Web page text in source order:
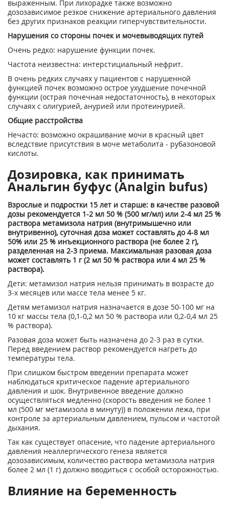
выраженным. При лихорадке также возможно
дозозависимое резкое снижение артериального давления
без других признаков реакции гиперчувствительности.
Нарушения со стороны почек и мочевыводящих путей
Очень редко: нарушение функции почек.
Частота неизвестна: интерстициальный нефрит.
В очень редких случаях у пациентов с нарушенной
функцией почек возможно острое ухудшение почечной
функции (острая почечная недостаточность), в некоторых
случаях с олигурией, анурией или протеинурией.
Общие расстройства
Нечасто: возможно окрашивание мочи в красный цвет
вследствие присутствия в моче метаболита - рубазоновой
кислоты.
Дозировка, как принимать
Анальгин буфус (Analgin bufus)
Взрослые и подростки 15 лет и старше: в качестве разовой
дозы рекомендуется 1-2 мл 50 % (500 мг/мл) или 2-4 мл 25 %
раствора метамизола натрия (внутримышечно или
внутривенно), суточная доза может составлять до 4-8 мл
50% или 25 % инъекционного раствора (не более 2 г),
разделенная на 2-3 приема. Максимальная разовая доза
может составлять 1 г (2 мл 50 % раствора или 4 мл 25 %
раствора).
Дети: метамизол натрия нельзя принимать в возрасте до
3-х месяцев или массе тела менее 5 кг.
Детям метамизол натрия назначается в дозе 50-100 мг на
10 кг массы тела (0,1-0,2 мл 50 % раствора или 0,2-0,4 мл 25
% раствора).
Разовая доза может быть назначена до 2-3 раз в сутки.
Перед введением раствор рекомендуется нагреть до
температуры тела.
При слишком быстром введении препарата может
наблюдаться критическое падение артериального
давления и шок. Внутривенное введение должно
осуществляться медленно (скорость введения не более 1
мл (500 мг метамизола в минуту)) в положении лежа, при
контроле за артериальным давлением, пульсом и частотой
дыхания.
Так как существует опасение, что падение артериального
давления неаллергического генеза является
дозозависимым, количество раствора метамизола натрия
более 2 мл (1 г) должно вводиться с особой осторожностью.
Влияние на беременность